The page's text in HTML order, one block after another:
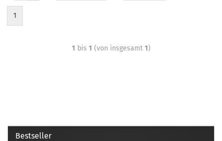
1
1 bis 1 (von insgesamt 1)
Bestseller